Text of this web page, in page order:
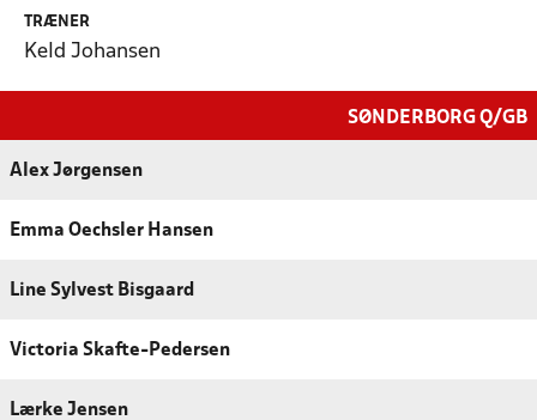
TRÆNER
Keld Johansen
SØNDERBORG Q/GB
Alex Jørgensen
Emma Oechsler Hansen
Line Sylvest Bisgaard
Victoria Skafte-Pedersen
Lærke Jensen